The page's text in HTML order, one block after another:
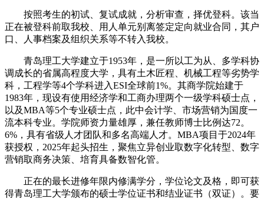
按照考生的初试、复试成就，分析审查，择优登科。该当
正在被登科前取我校、用人单元别离签定定向就业合同，其户
口、人事档案及组织关系等不转入我校。
青岛理工大学建立于1953年，是一所以工为从、多学科协
调成长的省属高程度大学，具有土木匠程、机械工程等劣势学
科，工程学等4个学科进入ESI全球前1%。其商学院始建于
1983年，现设有使用经济学和工商办理两个一级学科硕士点，
以及MBA等5个专业硕士点，此中会计学、市场营销为国度一
流本科专业。学院师资力量雄厚，兼任教师博士比例达72。
6%，具有省级人才团队和多名高端人才。MBA项目于2024年
获授权，2025年起头招生，聚焦立异创业取数字化转型、数字
营销取商务决策、培育具备数智化管。
正在的最长进修年限内修满学分，学位论文及格，即可获
得青岛理工大学颁布的硕士学位证书和结业证书（双证）。要